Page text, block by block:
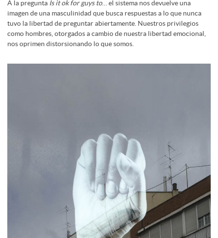
A la pregunta Is it ok for guys to… el sistema nos devuelve una
imagen de una masculinidad que busca respuestas a lo que nunca
tuvo la libertad de preguntar abiertamente. Nuestros privilegios
como hombres, otorgados a cambio de nuestra libertad emocional,
nos oprimen distorsionando lo que somos.